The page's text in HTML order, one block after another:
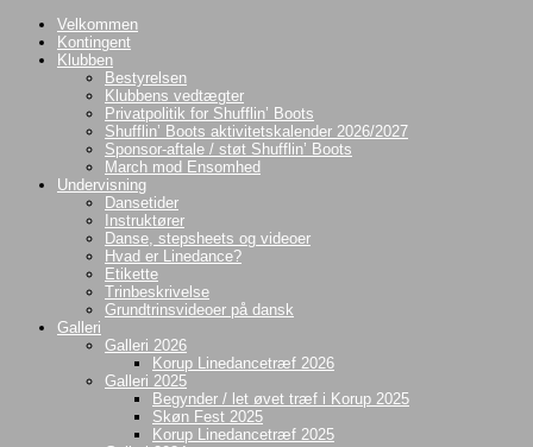
Videre
indhold
Velkommen
Kontingent
Klubben
Bestyrelsen
Klubbens vedtægter
Privatpolitik for Shufflin’ Boots
Shufflin’ Boots aktivitetskalender 2026/2027
Sponsor-aftale / støt Shufflin’ Boots
March mod Ensomhed
Undervisning
Dansetider
Instruktører
Danse, stepsheets og videoer
Hvad er Linedance?
Etikette
Trinbeskrivelse
Grundtrinsvideoer på dansk
Galleri
Galleri 2026
Korup Linedancetræf 2026
Galleri 2025
Begynder / let øvet træf i Korup 2025
Skøn Fest 2025
Korup Linedancetræf 2025